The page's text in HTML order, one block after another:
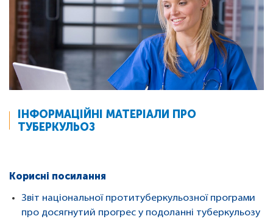
ІНФОРМАЦІЙНІ МАТЕРІАЛИ ПРО
ТУБЕРКУЛЬОЗ
Корисні посилання
Звіт національної протитуберкульозної програми
про досягнутий прогрес у подоланні туберкульозу